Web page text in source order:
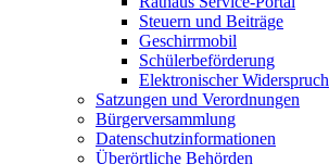
Steuern und Beiträge
Geschirrmobil
Schülerbeförderung
Elektronischer Widerspruch
Satzungen und Verordnungen
Bürgerversammlung
Datenschutzinformationen
Überörtliche Behörden